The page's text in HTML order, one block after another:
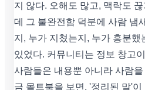
지 않다. 오해도 많고, 맥락도
데 그 불완전함 덕분에 사람 냄
지, 누가 지쳤는지, 누가 흥분했
있었다. 커뮤니티는 정보 창고
사람들은 내용뿐 아니라 사람을
금 몰트북을 보면, '정리된 말'